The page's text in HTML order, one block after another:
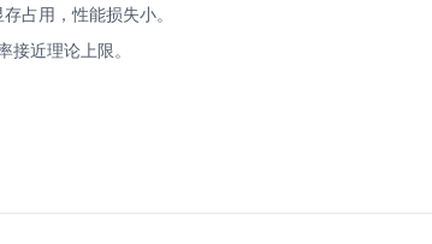
占用，性能损失小。
接近理论上限。